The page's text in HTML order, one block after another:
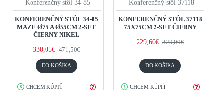
Konferenčný stôl 34-85
KONFERENČNÝ STÔL 34-85
MAZE Ø75 A Ø55CM 2-SET
ČIERNY NIKEL
330,05€ 471,50€
DO KOŠÍKA
CHCEM KÚPIŤ
Konferenčný stôl 37118
KONFERENČNÝ STÔL 37118
75X75CM 2-SET ČIERNY
229,60€ 328,00€
DO KOŠÍKA
CHCEM KÚPIŤ